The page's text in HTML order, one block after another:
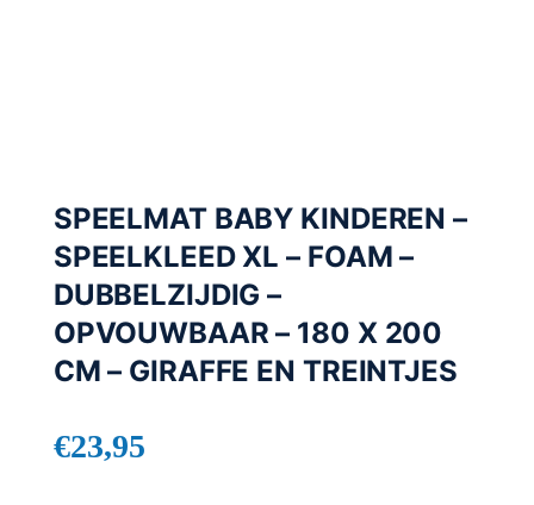
SPEELMAT BABY KINDEREN –
SPEELKLEED XL – FOAM –
DUBBELZIJDIG –
OPVOUWBAAR – 180 X 200
CM – GIRAFFE EN TREINTJES
€23,95